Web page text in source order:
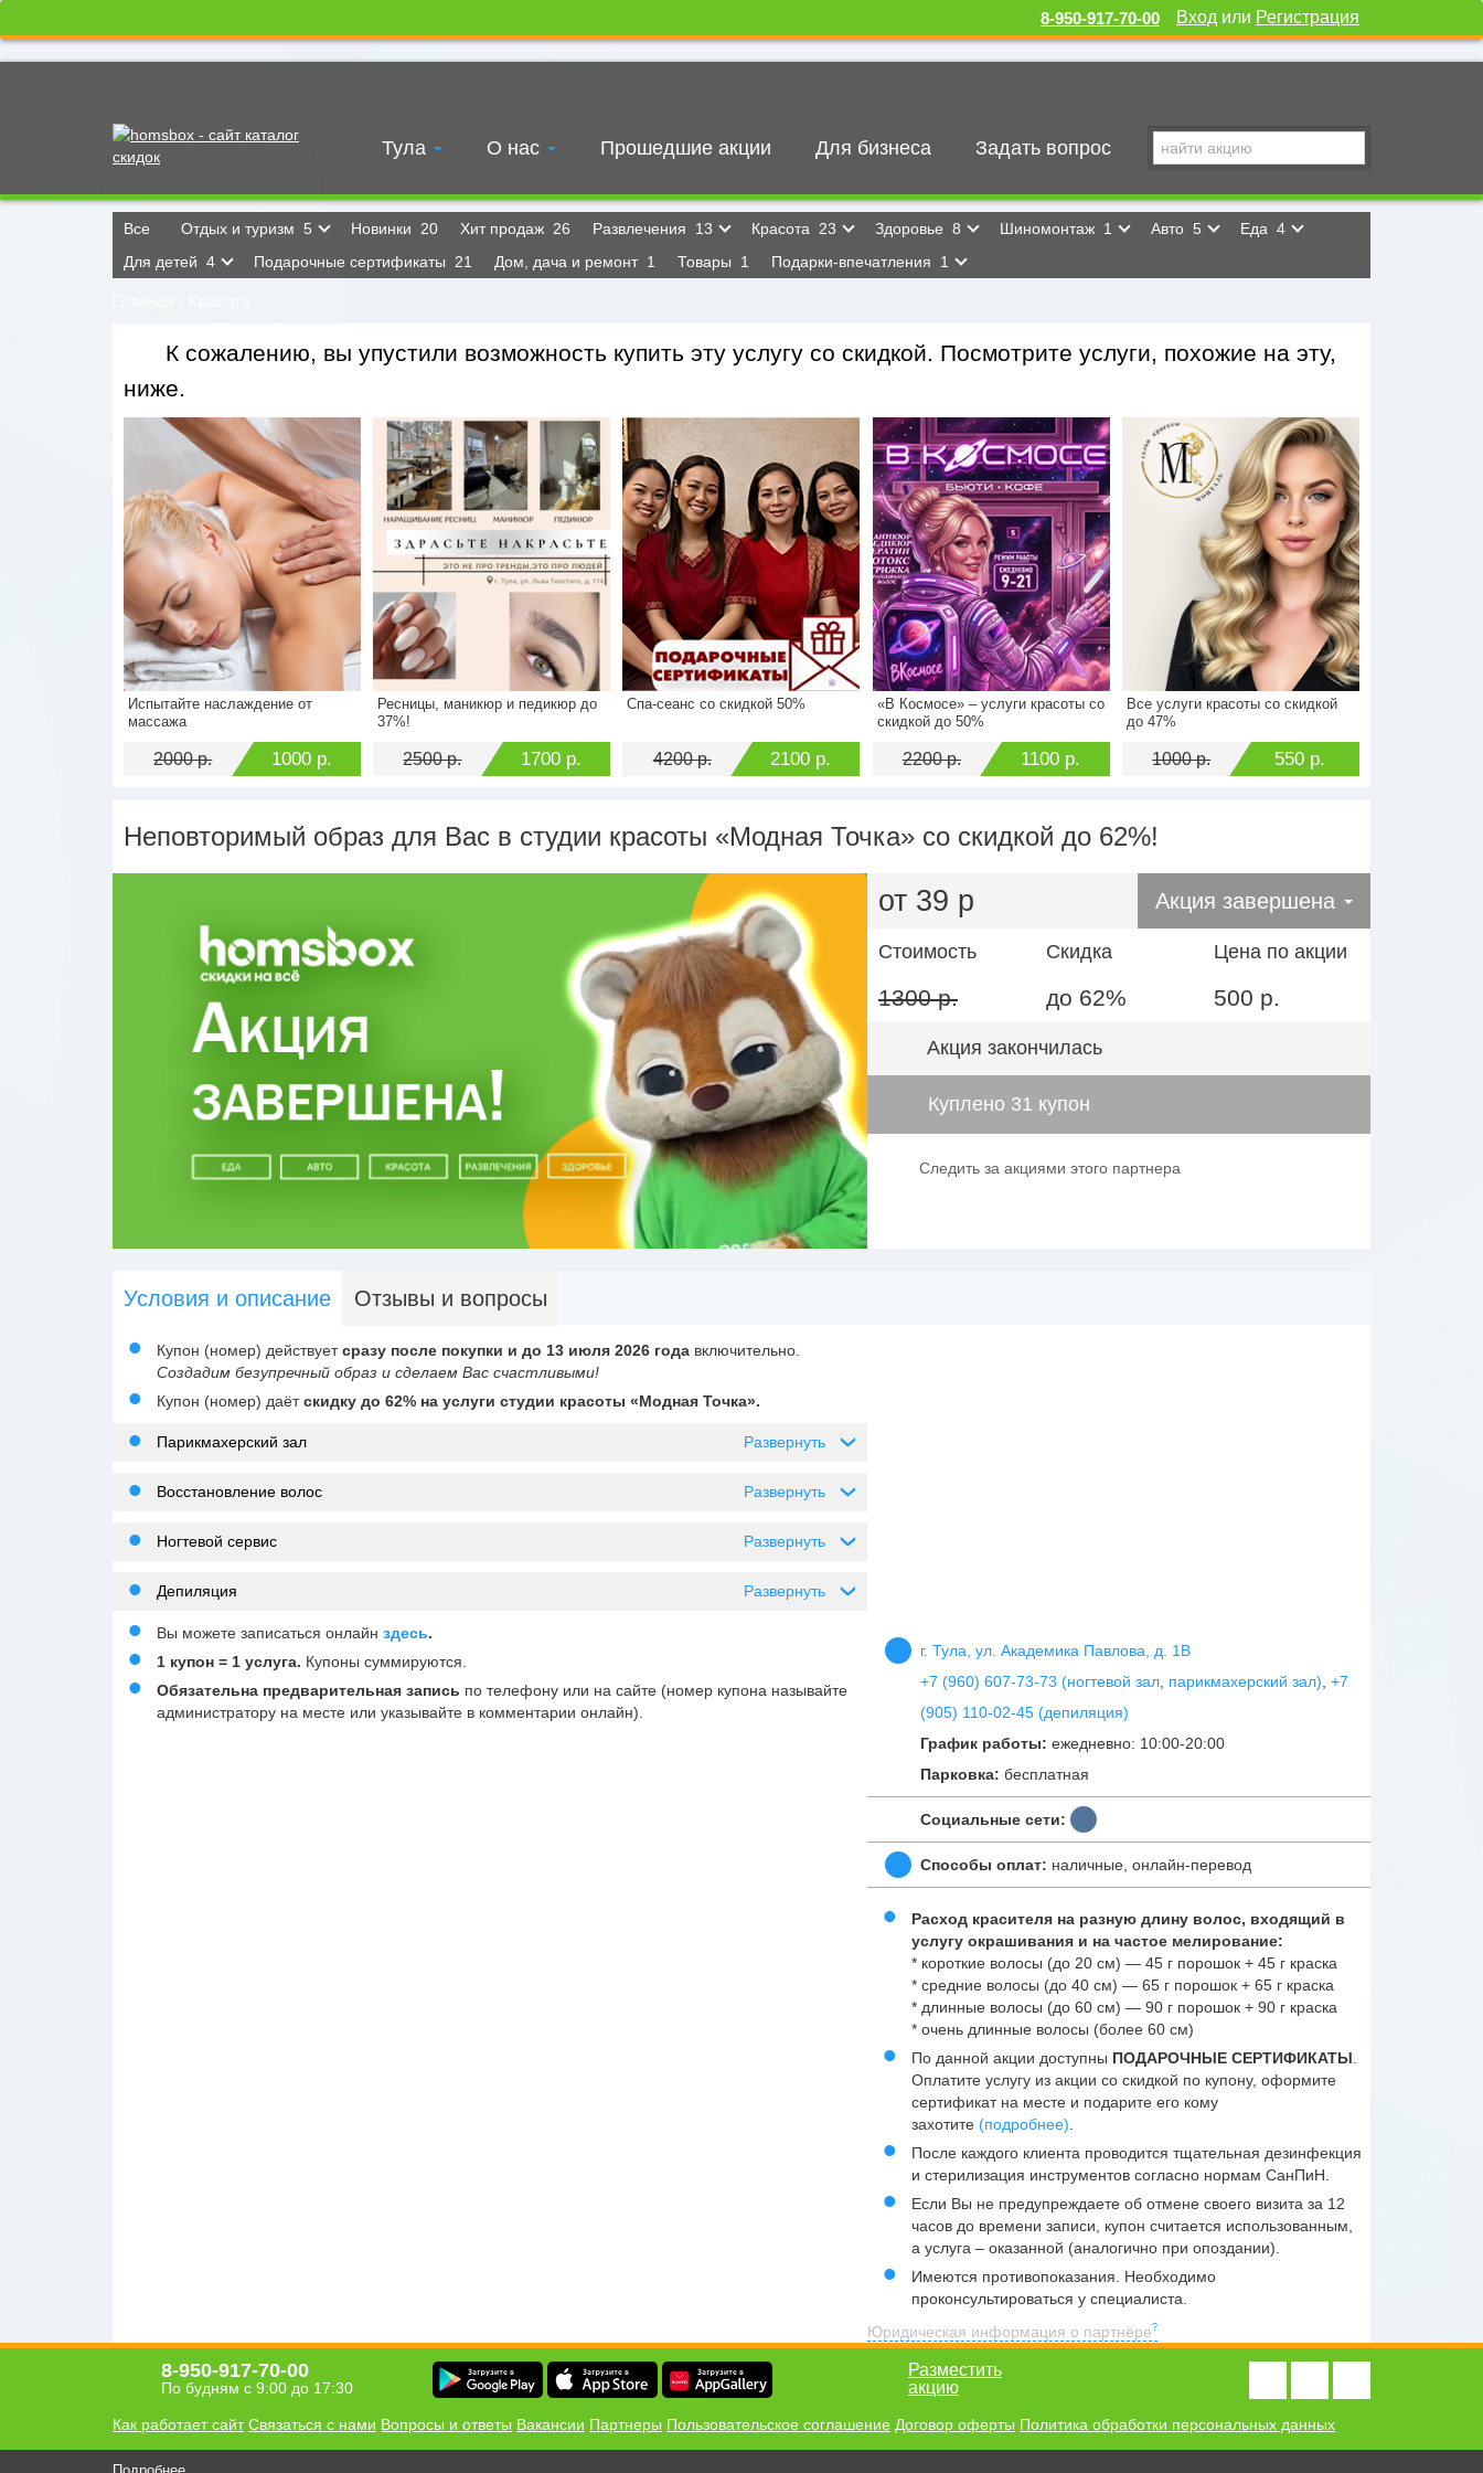
Вход или Регистрация
8-950-917-70-00
Тула О нас Прошедшие акции Для бизнеса Задать вопрос
Все Отдых и туризм 5 Новинки 20 Хит продаж 26 Развлечения 13 Красота 23 Здоровье 8 Шиномонтаж 1 Авто 5 Еда 4
Для детей 4 Подарочные сертификаты 21 Дом, дача и ремонт 1 Товары 1 Подарки-впечатления 1
К сожалению, вы упустили возможность купить эту услугу со скидкой. Посмотрите услуги, похожие на эту,
ниже.
Стоимость
2000 р.
Экономия
Испытайте наслаждение от
массажа
2000 р. 1000 р.
Стоимость
2500 р.
Экономия
Ресницы, маникюр и педикюр до
37%!
2500 р. 1700 р.
Стоимость
4200 р.
Спа-сеанс со скидкой 50%
4200 р. 2100 р.
Стоимость
2200 р.
Экономия
«В Космосе» – услуги красоты со
скидкой до 50%
2200 р. 1100 р.
Стоимость
1000 р.
Экономия
Все услуги красоты со скидкой
до 47%
1000 р. 550 р.
Неповторимый образ для Вас в студии красоты «Модная Точка» со скидкой до 62%!
от 39 р Акция завершена
Стоимость
1300 р.
Скидка
до 62%
Цена по акции
500 р.
Акция закончилась
Куплено 31 купон
Следить за акциями этого партнера
Условия и описание Отзывы и вопросы
Купон (номер) действуетсразу после покупки и до 13 июля 2026 года включительно.
Создадим безупречный образ и сделаем Вас счастливыми!
Купон (номер) даётскидку до 62% на услуги студии красоты «Модная Точка».
›
Развернуть
Парикмахерский зал
›
Развернуть
Восстановление волос
›
Развернуть
Ногтевой сервис
›
Развернуть
Депиляция
Вы можете записаться онлайн здесь.
1 купон = 1 услуга. Купоны суммируются.
Обязательна предварительная запись по телефону или на сайте (номер купона называйте
администратору на месте или указывайте в комментарии онлайн).
г. Тула, ул. Академика Павлова, д. 1В
+7 (960) 607-73-73 (ногтевой зал парикмахерский зал) +7
(905) 110-02-45 (депиляция)
График работы: ежедневно: 10:00-20:00
Парковка: бесплатная
Социальные сети:
Способы оплат: наличные, онлайн-перевод
Расход красителя на разную длину волос, входящий в
услугу окрашивания и на частое мелирование:
* короткие волосы (до 20 см) — 45 г порошок + 45 г краска
* средние волосы (до 40 см) — 65 г порошок + 65 г краска
* длинные волосы (до 60 см) — 90 г порошок + 90 г краска
* очень длинные волосы (более 60 см)
По данной акции доступны ПОДАРОЧНЫЕ СЕРТИФИКАТЫ
Оплатите услугу из акции со скидкой по купону, оформите
сертификат на месте и подарите его кому
захотите (подробнее)
После каждого клиента проводится тщательная дезинфекция
и стерилизация инструментов согласно нормам СанПиН.
Если Вы не предупреждаете об отмене своего визита за 12
часов до времени записи, купон считается использованным,
а услуга – оказанной (аналогично при опоздании).
Имеются противопоказания. Необходимо
проконсультироваться у специалиста.
Юридическая информация о партнёре
Хомсбокс в твоём мобильном!
8-950-917-70-00
По будням с 9:00 до 17:30
Разместить
акцию
Как работает сайт Связаться с нами Вопросы и ответы Вакансии Партнеры Пользовательское соглашение Договор оферты Политика обработки персональных данных